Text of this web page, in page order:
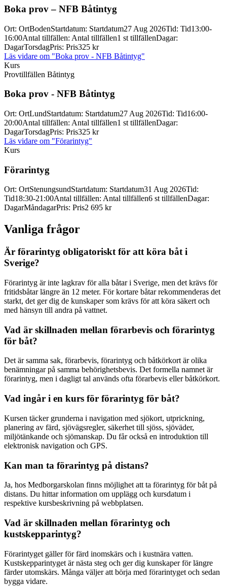
Boka prov – NFB Båtintyg
Ort: OrtBodenStartdatum: Startdatum27 Aug 2026Tid: Tid13:00-
16:00Antal tillfällen: Antal tillfällen1 st tillfällenDagar:
DagarTorsdagPris: Pris325 kr
Läs vidare om "Boka prov - NFB Båtintyg"
Kurs
Provtillfällen Båtintyg
Boka prov - NFB Båtintyg
Ort: OrtLundStartdatum: Startdatum27 Aug 2026Tid: Tid16:00-
20:00Antal tillfällen: Antal tillfällen1 st tillfällenDagar:
DagarTorsdagPris: Pris325 kr
Läs vidare om "Förarintyg"
Kurs
Förarintyg
Ort: OrtStenungsundStartdatum: Startdatum31 Aug 2026Tid:
Tid18:30-21:00Antal tillfällen: Antal tillfällen6 st tillfällenDagar:
DagarMåndagarPris: Pris2 695 kr
Vanliga frågor
Är förarintyg obligatoriskt för att köra båt i
Sverige?
Förarintyg är inte lagkrav för alla båtar i Sverige, men det krävs för
fritidsbåtar längre än 12 meter. För kortare båtar rekommenderas det
starkt, det ger dig de kunskaper som krävs för att köra säkert och
med hänsyn till andra på vattnet.
Vad är skillnaden mellan förarbevis och förarintyg
för båt?
Det är samma sak, förarbevis, förarintyg och båtkörkort är olika
benämningar på samma behörighetsbevis. Det formella namnet är
förarintyg, men i dagligt tal används ofta förarbevis eller båtkörkort.
Vad ingår i en kurs för förarintyg för båt?
Kursen täcker grunderna i navigation med sjökort, utprickning,
planering av färd, sjövägsregler, säkerhet till sjöss, sjöväder,
miljötänkande och sjömanskap. Du får också en introduktion till
elektronisk navigation och GPS.
Kan man ta förarintyg på distans?
Ja, hos Medborgarskolan finns möjlighet att ta förarintyg för båt på
distans. Du hittar information om upplägg och kursdatum i
respektive kursbeskrivning på webbplatsen.
Vad är skillnaden mellan förarintyg och
kustskepparintyg?
Förarintyget gäller för färd inomskärs och i kustnära vatten.
Kustskepparintyget är nästa steg och ger dig kunskaper för längre
färder utomskärs. Många väljer att börja med förarintyget och sedan
bygga vidare.